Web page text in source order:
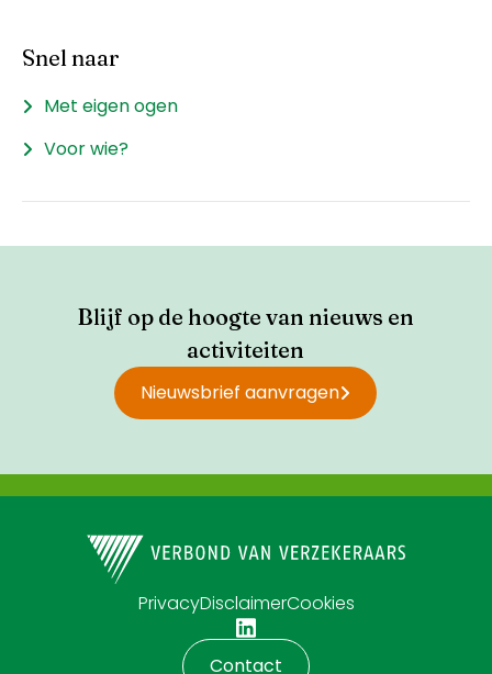
Snel naar
Met eigen ogen
Voor wie?
Blijf op de hoogte van nieuws en
activiteiten
Nieuwsbrief aanvragen
PrivacyDisclaimerCookies
Contact